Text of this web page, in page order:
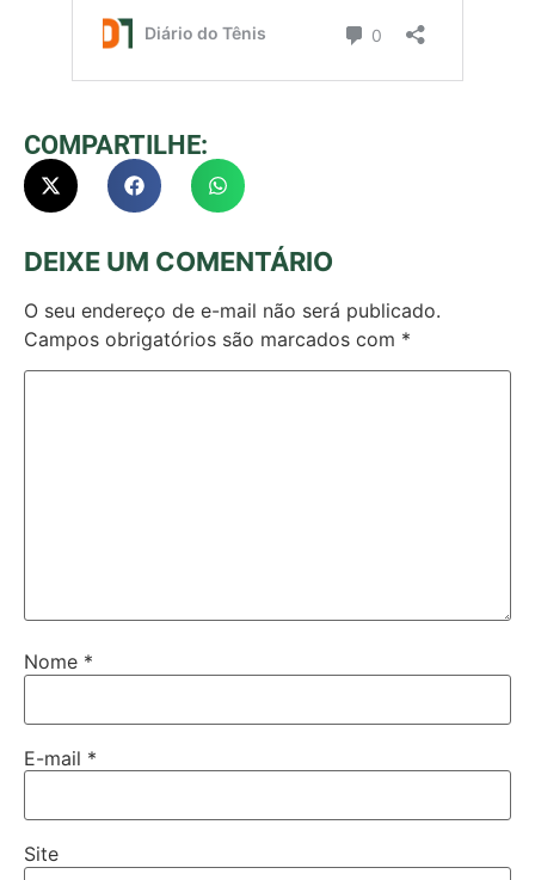
COMPARTILHE:
DEIXE UM COMENTÁRIO
O seu endereço de e-mail não será publicado.
Campos obrigatórios são marcados com *
Nome *
E-mail *
Site